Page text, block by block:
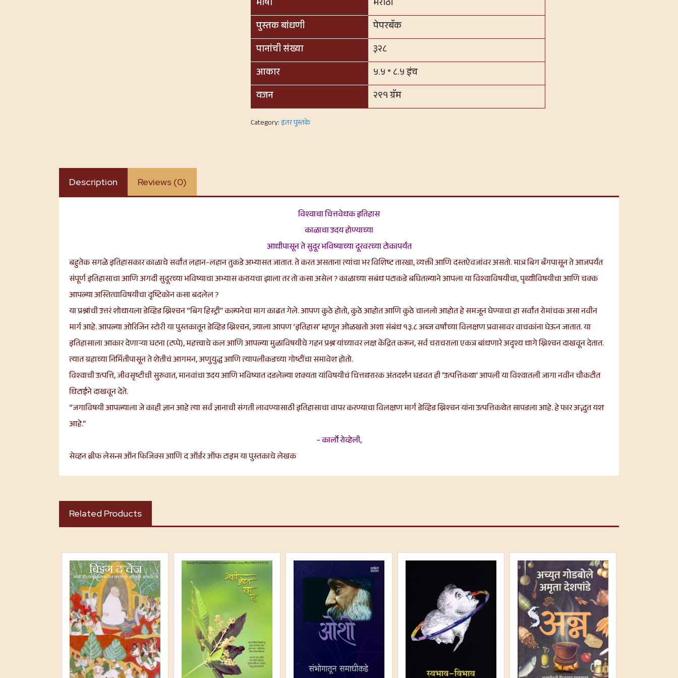
भाषा
मराठी
पुस्तक बांधणी
पेपरबॅक
पानांची संख्या
३२८
आकार
५.५ * ८.५ इंच
वजन
२९१ ग्रॅम
Category:इतर पुस्तके
Description Reviews (0)
विश्वाचा चित्तवेधक इतिहास
काळाचा उदय होण्याच्या
आधीपासून ते सुदूर भविष्याच्या दूरवरच्या टोकापर्यंत
बहुतेक सगळे इतिहासकार काळाचे सर्वांत लहान-लहान तुकडे अभ्यासत जातात. ते करत असताना त्यांचा भर विशिष्ट तारखा, व्यक्ती आणि दस्तऐवजांवर असतो. मात्र बिग बँगपासून ते आजपर्यंत
संपूर्ण इतिहासाचा आणि अगदी सुदूरच्या भविष्याचा अभ्यास करायचा झाला तर तो कसा असेल ? काळाच्या सबंध पटाकडे बघितल्याने आपला या विश्वाविषयीचा, पृथ्वीविषयीचा आणि चक्क
आपल्या अस्तित्वाविषयीचा दृष्टिकोन कसा बदलेल ?
या प्रश्नांची उत्तरं शोधायला डेव्हिड ख्रिश्चन “बिग हिस्ट्री” कल्पनेचा माग काढत गेले. आपण कुठे होतो, कुठे आहोत आणि कुठे चाललो आहोत हे समजून घेण्याचा हा सर्वांत रोमांचक असा नवीन
मार्ग आहे. आपल्या ओरिजिन स्टोरी या पुस्तकातून डेव्हिड ख्रिश्चन, ज्याला आपण ‘इतिहास’ म्हणून ओळखतो अशा संबंध १३.८ अब्ज वर्षांच्या विलक्षण प्रवासावर वाचकांना घेऊन जातात. या
इतिहासाला आकार देणाऱ्या घटना (टप्पे), महत्त्वाचे कल आणि आपल्या मुळाविषयीचे गहन प्रश्न यांच्यावर लक्ष केंद्रित करून, सर्व चराचराला एकत्र बांधणारे अदृश्य धागे ख्रिश्चन दाखवून देतात.
त्यात ग्रहाच्या निर्मितीपासून ते शेतीचं आगमन, अणुयुद्ध आणि त्यापलीकडच्या गोष्टींचा समावेश होतो.
विश्वाची उत्पत्ति, जीवसृष्टीची सुरुवात, मानवांचा उदय आणि भविष्यात दडलेल्या शक्यता यांविषयीचं चित्तथरारक अंतदर्शन घडवत ही ‘उत्पत्तिकथा’ आपली या विश्वातली जागा नवीन चौकटीत
धिटाईने दाखवून देते.
“जगाविषयी आपल्याला जे काही ज्ञान आहे त्या सर्व ज्ञानाची संगती लावण्यासाठी इतिहासाचा वापर करण्याचा विलक्षण मार्ग डेव्हिड ख्रिश्चन यांना उत्पत्तिकथेत सापडला आहे. हे फार अद्भुत यश
आहे.”
– कार्लो रोव्हेली,
सेव्हन ब्रीफ लेसन्स ऑन फिजिक्स आणि द ऑर्डर ऑफ टाइम या पुस्तकाचे लेखक
Related Products